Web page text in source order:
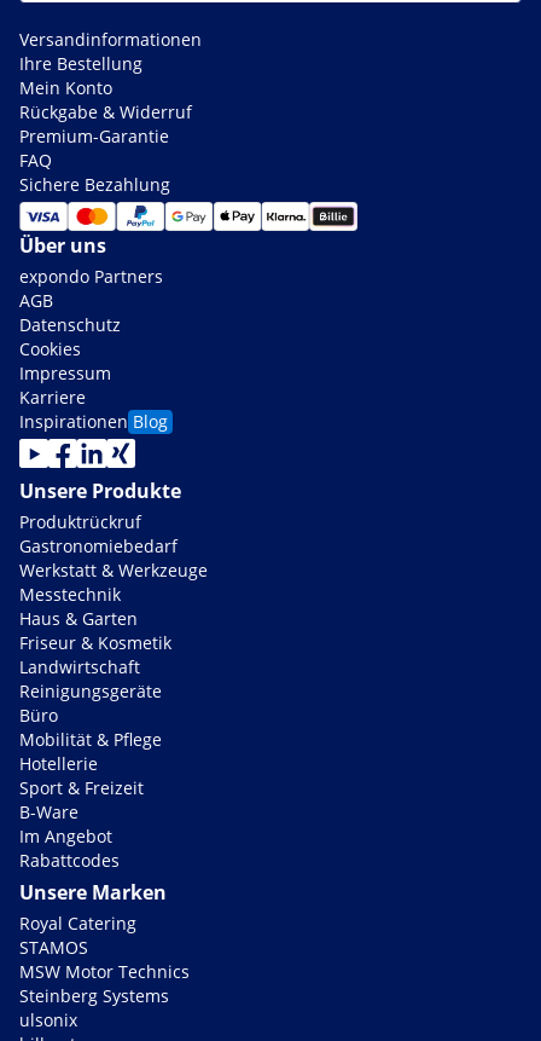
Versandinformationen
Ihre Bestellung
Mein Konto
Rückgabe & Widerruf
Premium-Garantie
FAQ
Sichere Bezahlung
Über uns
expondo Partners
AGB
Datenschutz
Cookies
Impressum
Karriere
Inspirationen Blog
Unsere Produkte
Produktrückruf
Gastronomiebedarf
Werkstatt & Werkzeuge
Messtechnik
Haus & Garten
Friseur & Kosmetik
Landwirtschaft
Reinigungsgeräte
Büro
Mobilität & Pflege
Hotellerie
Sport & Freizeit
B-Ware
Im Angebot
Rabattcodes
Unsere Marken
Royal Catering
STAMOS
MSW Motor Technics
Steinberg Systems
ulsonix